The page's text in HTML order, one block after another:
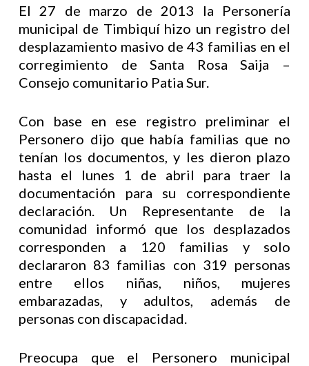
El 27 de marzo de 2013 la Personería
municipal de Timbiquí hizo un registro del
desplazamiento masivo de 43 familias en el
corregimiento de Santa Rosa Saija –
Consejo comunitario Patia Sur.
Con base en ese registro preliminar el
Personero dijo que había familias que no
tenían los documentos, y les dieron plazo
hasta el lunes 1 de abril para traer la
documentación para su correspondiente
declaración. Un Representante de la
comunidad informó que los desplazados
corresponden a 120 familias y solo
declararon 83 familias con 319 personas
entre ellos niñas, niños, mujeres
embarazadas, y adultos, además de
personas con discapacidad.
Preocupa que el Personero municipal